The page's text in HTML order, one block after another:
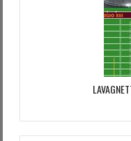
Ricordami